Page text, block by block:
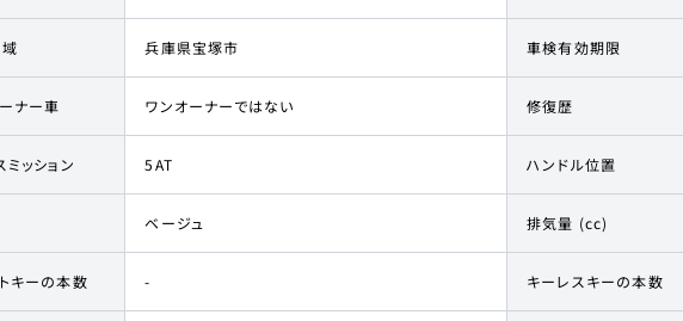
兵庫県宝塚市 車検有効期限
ナー車 ワンオーナーではない 修復歴
ミッション 5AT ハンドル位置
ベージュ 排気量 (cc)
キーの本数 - キーレスキーの本数